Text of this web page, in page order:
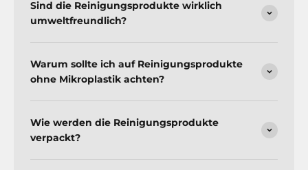
Sind die Reinigungsprodukte wirklich
umweltfreundlich?
Warum sollte ich auf Reinigungsprodukte
ohne Mikroplastik achten?
Wie werden die Reinigungsprodukte
verpackt?